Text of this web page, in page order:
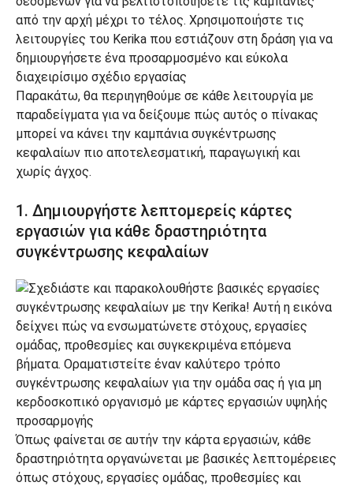
Παρακάτω, θα περιηγηθούμε σε κάθε λειτουργία με
παραδείγματα για να δείξουμε πώς αυτός ο πίνακας
μπορεί να κάνει την καμπάνια συγκέντρωσης
κεφαλαίων πιο αποτελεσματική, παραγωγική και
χωρίς άγχος.
1. Δημιουργήστε λεπτομερείς κάρτες
εργασιών για κάθε δραστηριότητα
συγκέντρωσης κεφαλαίων
Όπως φαίνεται σε αυτήν την κάρτα εργασιών, κάθε
δραστηριότητα οργανώνεται με βασικές λεπτομέρειες
όπως στόχους, εργασίες ομάδας, προθεσμίες και